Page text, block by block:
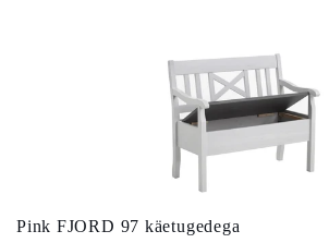
Pink FJORD 97 käetugedega